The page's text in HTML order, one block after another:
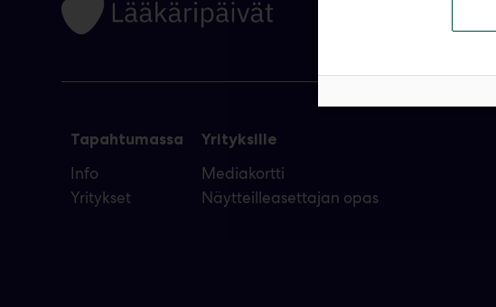
Tapahtumassa
Info
Yritykset
Yrityksille
Mediakortti
Näytteilleasettajan opas